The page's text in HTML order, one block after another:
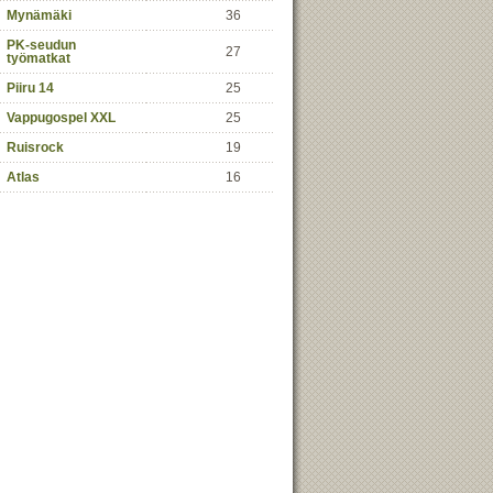
Mynämäki 36
PK-seudun
työmatkat
27
Piiru 14
25
Vappugospel XXL
25
Ruisrock
19
Atlas 16